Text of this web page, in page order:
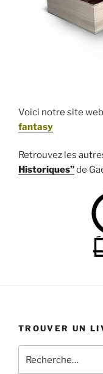
Voici notre site
fantasy
Retrouvez les
Historiques”de
TROUVER UN
pour